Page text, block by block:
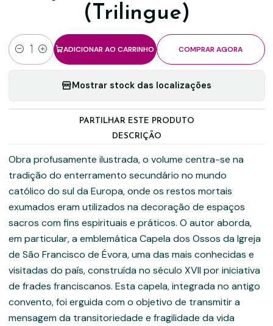
(Trilingue)
Quantidade
ADICIONAR AO CARRINHO COMPRAR AGORA
Mostrar stock das localizações
PARTILHAR ESTE PRODUTO
DESCRIÇÃO
Obra profusamente ilustrada, o volume centra-se na
tradição do enterramento secundário no mundo
católico do sul da Europa, onde os restos mortais
exumados eram utilizados na decoração de espaços
sacros com fins espirituais e práticos. O autor aborda,
em particular, a emblemática Capela dos Ossos da Igreja
de São Francisco de Évora, uma das mais conhecidas e
visitadas do país, construída no século XVII por iniciativa
de frades franciscanos. Esta capela, integrada no antigo
convento, foi erguida com o objetivo de transmitir a
mensagem da transitoriedade e fragilidade da vida